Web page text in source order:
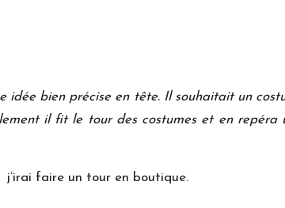
bien précise en tête. Il souhaitait un
il fit le tour des costumes et en
faire un tour en boutique.